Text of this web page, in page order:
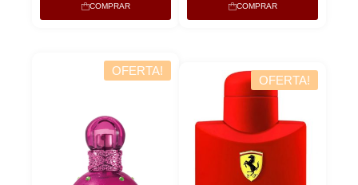
COMPRAR COMPRAR
OFERTA!
OFERTA!